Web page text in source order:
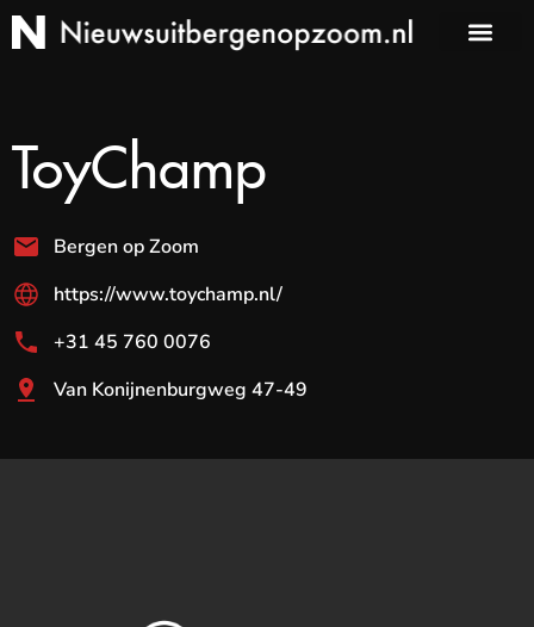
ToyChamp
Bergen op Zoom
https://www.toychamp.nl/
+31 45 760 0076
Van Konijnenburgweg 47-49